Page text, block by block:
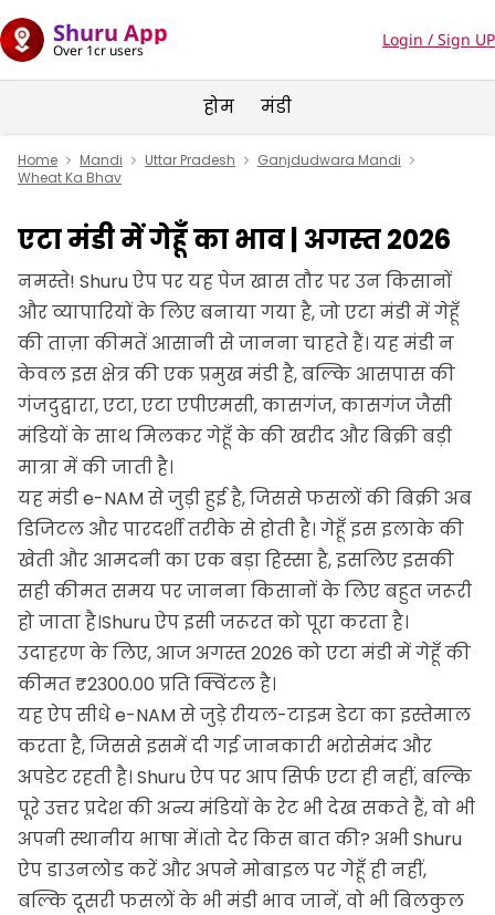
Shuru App
Over 1cr users
Login / Sign UP
होम मंडी
Home Mandi Uttar Pradesh
Ganjdudwara Mandi
Wheat Ka Bhav
एटा मंडी में गेहूँ का भाव | अगस्त 2026
नमस्ते! Shuru ऐप पर यह पेज खास तौर पर उन किसानों
और व्यापारियों के लिए बनाया गया है, जो एटा मंडी में गेहूँ
की ताज़ा कीमतें आसानी से जानना चाहते हैं। यह मंडी न
केवल इस क्षेत्र की एक प्रमुख मंडी है, बल्कि आसपास की
गंजदुद्वारा, एटा, एटा एपीएमसी, कासगंज, कासगंज जैसी
मंडियों के साथ मिलकर गेहूँ के की खरीद और बिक्री बड़ी
मात्रा में की जाती है।
यह मंडी e-NAM से जुड़ी हुई है, जिससे फसलों की बिक्री अब
डिजिटल और पारदर्शी तरीके से होती है। गेहूँ इस इलाके की
खेती और आमदनी का एक बड़ा हिस्सा है, इसलिए इसकी
सही कीमत समय पर जानना किसानों के लिए बहुत जरूरी
हो जाता है।Shuru ऐप इसी जरूरत को पूरा करता है।
उदाहरण के लिए, आज अगस्त 2026 को एटा मंडी में गेहूँ की
कीमत ₹2300.00 प्रति क्विंटल है।
यह ऐप सीधे e-NAM से जुड़े रीयल-टाइम डेटा का इस्तेमाल
करता है, जिससे इसमें दी गई जानकारी भरोसेमंद और
अपडेट रहती है। Shuru ऐप पर आप सिर्फ एटा ही नहीं, बल्कि
पूरे उत्तर प्रदेश की अन्य मंडियों के रेट भी देख सकते हैं, वो भी
अपनी स्थानीय भाषा में।तो देर किस बात की? अभी Shuru
ऐप डाउनलोड करें और अपने मोबाइल पर गेहूँ ही नहीं,
बल्कि दूसरी फसलों के भी मंडी भाव जानें, वो भी बिलकुल